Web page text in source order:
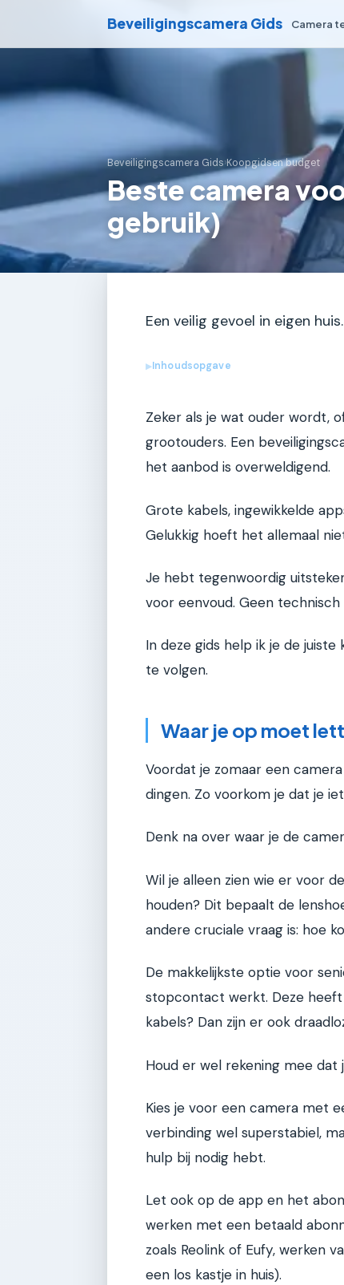
Beveiligingscamera Gids Camera
Beveiligingscamera Gids›Koopgidsen budget
Beste camera
gebruik)
Een veilig gevoel in eigen
▶Inhoudsopgave
Zeker als je wat ouder wordt,
grootouders. Een
het aanbod is overweldigend.
Grote kabels, ingewikkelde
Gelukkig hoeft het allemaal
Je hebt tegenwoordig
voor eenvoud. Geen
In deze gids help ik je de
te volgen.
Waar je op moet
Voordat je zomaar een
dingen. Zo voorkom je dat je
Denk na over waar je de
Wil je alleen zien wie er voor
houden? Dit bepaalt de
andere cruciale vraag is: hoe
De makkelijkste optie voor
stopcontact werkt. Deze heeft
kabels? Dan zijn er ook
Houd er wel rekening mee
Kies je voor een camera met
verbinding wel superstabiel,
hulp bij nodig hebt.
Let ook op de app en het
werken met een betaald
zoals Reolink of Eufy, werken
een los kastje in huis).